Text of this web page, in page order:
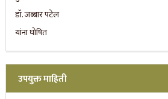
उपयुक्त माहिती